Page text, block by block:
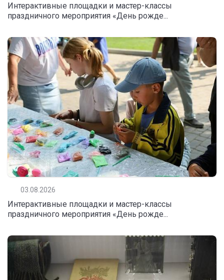
Интерактивные площадки и мастер-классы
праздничного мероприятия «День рожде...
03.08.2026
Интерактивные площадки и мастер-классы
праздничного мероприятия «День рожде...